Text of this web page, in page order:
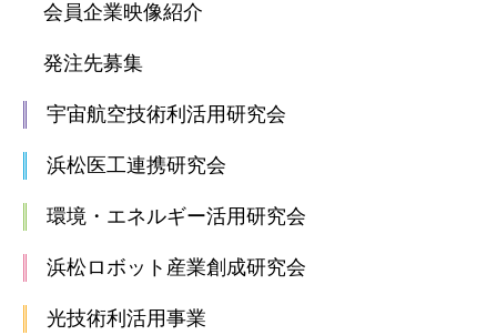
会員企業映像紹介
発注先募集
宇宙航空技術利活用研究会
浜松医工連携研究会
環境・エネルギー活用研究会
浜松ロボット産業創成研究会
光技術利活用事業